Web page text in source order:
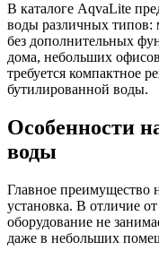
В каталоге AqvaLite
воды различных типов:
без дополнительных
дома, небольших
требуется компактное
бутилированной воды.
Особенности
воды
Главное преимущество
установка. В отличие
оборудование не
даже в небольших